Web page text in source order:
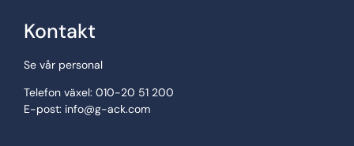
Kontakt
Se vår personal
Telefon växel: 010-20 51 200
E-post: info@g-ack.com